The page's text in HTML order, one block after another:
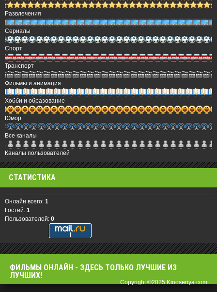
Развлечения
Сериалы
Спорт
Транспорт
Фильмы и анимация
Хобби и образование
Юмор
Все каналы
Каналы пользователей
СТАТИСТИКА
Онлайн всего: 1
Гостей: 1
Пользователей: 0
ФИЛЬМЫ OНЛАЙН - ЗДЕСЬ ТОЛЬКО ЛУЧШИЕ ИЗ
ЛУЧШИХ!
Copyright ©2025 Kinoseriya.com